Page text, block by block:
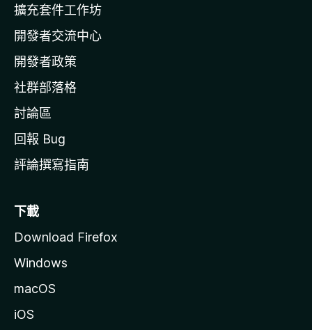
a
官
網
擴充套件工作坊
開發者交流中心
開發者政策
社群部落格
討論區
回報 Bug
評論撰寫指南
下載
Download Firefox
Windows
macOS
iOS